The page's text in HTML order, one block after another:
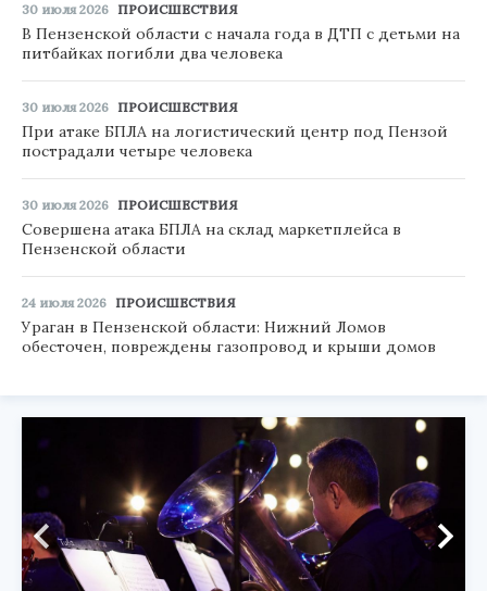
30 июля 2026 ПРОИСШЕСТВИЯ
В Пензенской области с начала года в ДТП с детьми на
питбайках погибли два человека
30 июля 2026 ПРОИСШЕСТВИЯ
При атаке БПЛА на логистический центр под Пензой
пострадали четыре человека
30 июля 2026 ПРОИСШЕСТВИЯ
Совершена атака БПЛА на склад маркетплейса в
Пензенской области
24 июля 2026 ПРОИСШЕСТВИЯ
Ураган в Пензенской области: Нижний Ломов
обесточен, повреждены газопровод и крыши домов